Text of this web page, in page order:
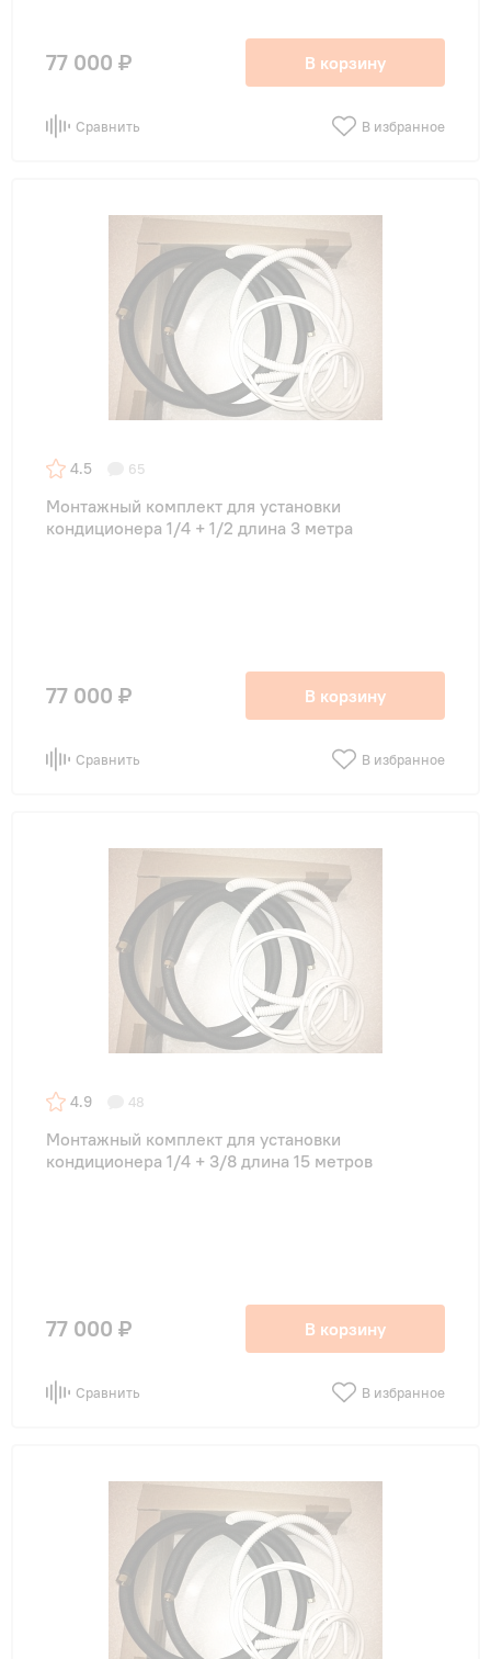
77 000 ₽ В корзину
Сравнить В избранное
4.5 65
Монтажный комплект для установки
кондиционера 1/4 + 1/2 длина 3 метра
77 000 ₽ В корзину
Сравнить В избранное
4.9 48
Монтажный комплект для установки
кондиционера 1/4 + 3/8 длина 15 метров
77 000 ₽ В корзину
Сравнить В избранное